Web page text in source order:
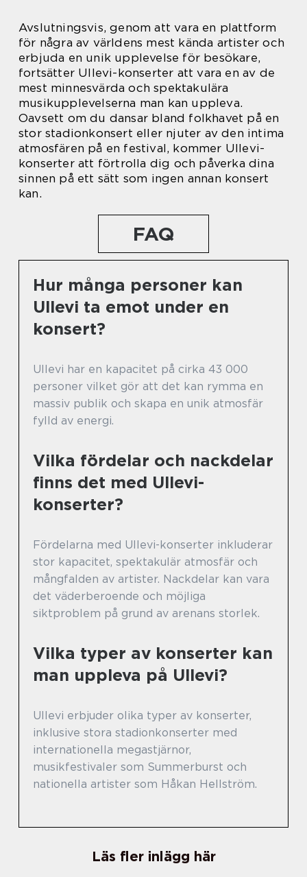
Avslutningsvis, genom att vara en plattform
för några av världens mest kända artister och
erbjuda en unik upplevelse för besökare,
fortsätter Ullevi-konserter att vara en av de
mest minnesvärda och spektakulära
musikupplevelserna man kan uppleva.
Oavsett om du dansar bland folkhavet på en
stor stadionkonsert eller njuter av den intima
atmosfären på en festival, kommer Ullevi-
konserter att förtrolla dig och påverka dina
sinnen på ett sätt som ingen annan konsert
kan.
FAQ
Hur många personer kan
Ullevi ta emot under en
konsert?
Ullevi har en kapacitet på cirka 43 000
personer vilket gör att det kan rymma en
massiv publik och skapa en unik atmosfär
fylld av energi.
Vilka fördelar och nackdelar
finns det med Ullevi-
konserter?
Fördelarna med Ullevi-konserter inkluderar
stor kapacitet, spektakulär atmosfär och
mångfalden av artister. Nackdelar kan vara
det väderberoende och möjliga
siktproblem på grund av arenans storlek.
Vilka typer av konserter kan
man uppleva på Ullevi?
Ullevi erbjuder olika typer av konserter,
inklusive stora stadionkonserter med
internationella megastjärnor,
musikfestivaler som Summerburst och
nationella artister som Håkan Hellström.
Läs fler inlägg här